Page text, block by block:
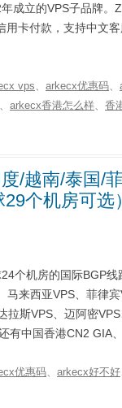
成立的VPS子品牌。
卡付款，支持中文客
vps arkecx优惠码
arkecx香港怎么样 香
/越南/泰国/
个机房可选）
个机房的国际BGP线
马来西亚VPS、菲律
斯VPS、迈阿密
有中国香港CN2 GIA
优惠码 arkecx好不好